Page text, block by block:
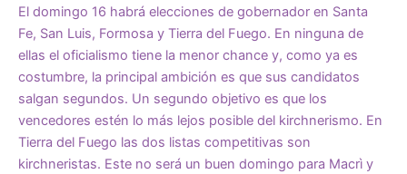
El domingo 16 habrá elecciones de gobernador en Santa
Fe, San Luis, Formosa y Tierra del Fuego. En ninguna de
ellas el oficialismo tiene la menor chance y, como ya es
costumbre, la principal ambición es que sus candidatos
salgan segundos. Un segundo objetivo es que los
vencedores estén lo más lejos posible del kirchnerismo. En
Tierra del Fuego las dos listas competitivas son
kirchneristas. Este no será un buen domingo para Macrì y